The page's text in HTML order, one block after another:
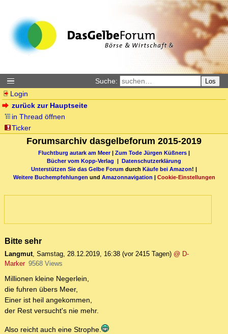
Suche: Los
Login
zurück zur Hauptseite
in Thread öffnen
Ticker
Forumsarchiv dasgelbeforum 2015-2019
Fluchtburg autark am Meer| Zum Tode Jürgen Küßners
Bücher vom Kopp-Verlag |
Datenschutzerklärung
Unterstützen Sie das Gelbe Forum durch Käufe bei Amazon! |
Weitere Buchempfehlungen und Amazonnavigation Cookie-Einstellungen
Bitte sehr
Langmut, Samstag, 28.12.2019, 16:38 (vor 2415 Tagen) @ D-
Marker 9568 Views
Millionen kleine Negerlein,
die fuhren übers Meer,
Einer ist heil angekommen,
der Rest versucht's nie mehr.
Also reicht auch eine Strophe.